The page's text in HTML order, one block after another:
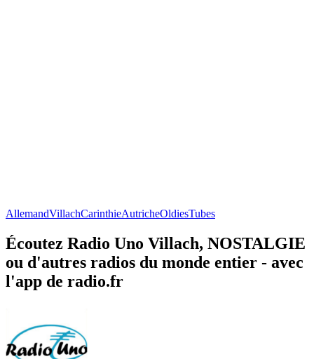
AllemandVillachCarinthieAutricheOldiesTubes
Écoutez Radio Uno Villach, NOSTALGIE
ou d'autres radios du monde entier - avec
l'app de radio.fr